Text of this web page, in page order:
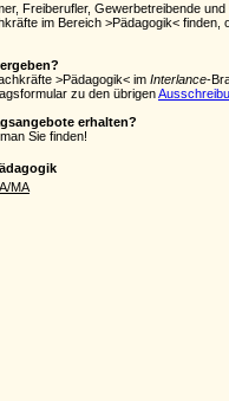
Freiberufler, Gewerbetreibende und
im Bereich >Pädagogik<
>Pädagogik< im Interlance-
zu den übrigen
erhalten?
Sie finden!